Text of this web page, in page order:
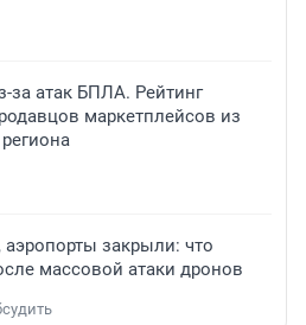
за атак БПЛА. Рейтинг
маркетплейсов из
аэропорты закрыли: что
массовой атаки дронов